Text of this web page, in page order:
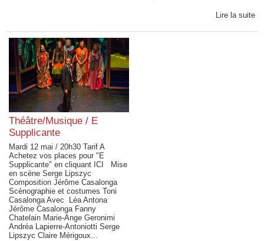
Lire la suite
Théâtre/Musique / E
Supplicante
Mardi 12 mai / 20h30 Tarif A
Achetez vos places pour "E
Supplicante" en cliquant ICI Mise
en scène Serge Lipszyc
Composition Jérôme Casalonga
Scénographie et costumes Toni
Casalonga Avec Léa Antona
Jérôme Casalonga Fanny
Chatelain Marie-Ange Geronimi
Andréa Lapierre-Antoniotti Serge
Lipszyc Claire Mérigoux...